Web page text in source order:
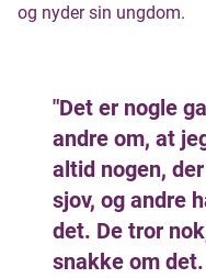
og nyder sin ungdom.
"Det er nogle
andre om, at
altid nogen,
sjov, og andre
det. De tror
snakke om